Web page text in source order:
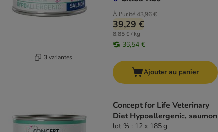
3 variantes
À l'unité43,96 €
39,29 €
8,85 € / kg
36,54 €
Ajouter au panier
Concept for Life Veterinary
Diet Hypoallergenic, saumon
lot % : 12 x 185 g